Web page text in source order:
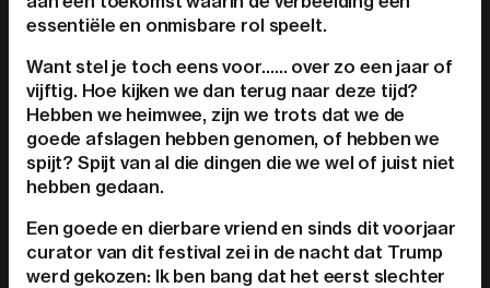
essentiële en onmisbare rol speelt.
Want stel je toch eens voor…… over zo een jaar of
vijftig. Hoe kijken we dan terug naar deze tijd?
Hebben we heimwee, zijn we trots dat we de
goede afslagen hebben genomen, of hebben we
spijt? Spijt van al die dingen die we wel of juist niet
hebben gedaan.
Een goede en dierbare vriend en sinds dit voorjaar
curator van dit festival zei in de nacht dat Trump
werd gekozen: Ik ben bang dat het eerst slechter